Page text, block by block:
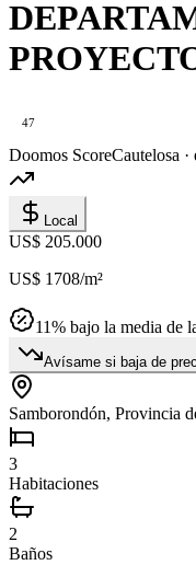
47
Doomos ScoreCautelosa ·
Local
US$ 205.000
US$ 1708/m²
11% bajo la media de
Avísame si baja de
Samborondón, Provincia
3
Habitaciones
2
Baños